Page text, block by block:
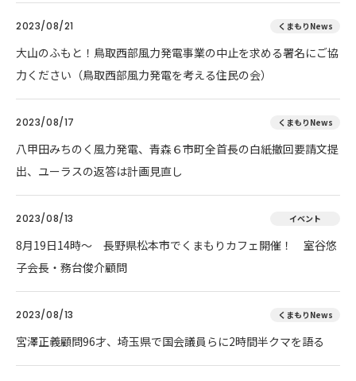
2023/08/21 くまもりNews
大山のふもと！鳥取西部風力発電事業の中止を求める署名にご協
力ください（鳥取西部風力発電を考える住民の会）
2023/08/17 くまもりNews
八甲田みちのく風力発電、青森６市町全首長の白紙撤回要請文提
出、ユーラスの返答は計画見直し
2023/08/13 イベント
8月19日14時～ 長野県松本市でくまもりカフェ開催！ 室谷悠
子会長・務台俊介顧問
2023/08/13 くまもりNews
宮澤正義顧問96才、埼玉県で国会議員らに2時間半クマを語る